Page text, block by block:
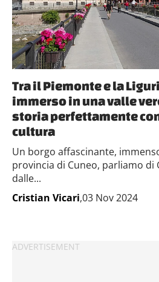
Tra il Piemonte e la
immerso in una valle
storia perfettamente
cultura
Un borgo affascinante,
provincia di Cuneo, parliamo di
dalle...
Cristian Vicari,03 Nov 2024